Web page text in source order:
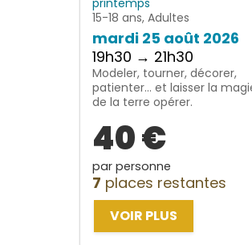
15-18 ans, Adultes
mardi 25 août 2026
19h30 → 21h30
Modeler, tourner, décorer,
patienter… et laisser la
de la terre opérer.
40 €
par personne
7 places restantes
VOIR PLUS